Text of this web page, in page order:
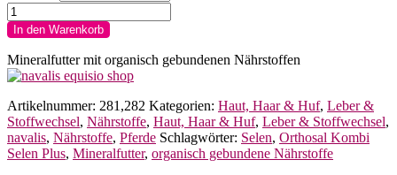
navalis
kombicare
daily
Horse
Menge
In den Warenkorb
Mineralfutter mit organisch gebundenen Nährstoffen
Artikelnummer: 281,282 Kategorien: Haut, Haar & Huf, Leber &
Stoffwechsel, Nährstoffe, Haut, Haar & Huf, Leber & Stoffwechsel,
navalis, Nährstoffe, Pferde Schlagwörter: Selen, Orthosal Kombi
Selen Plus, Mineralfutter, organisch gebundene Nährstoffe